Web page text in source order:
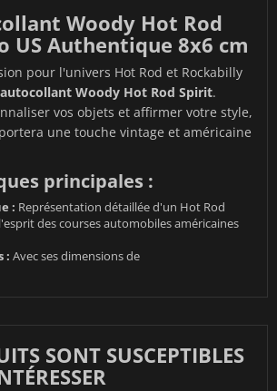
Woody Hot Rod
US Authentique 8x6 cm
pour l'univers Hot Rod et Rockabilly
autocollant Woody Hot Rod Spirit.
vos objets et affirmer votre style,
une touche vintage et américaine
principales :
: Représentation détaillée d'un Hot Rod
des courses automobiles américaines
: Avec ses dimensions de
SONT SUSCEPTIBLES